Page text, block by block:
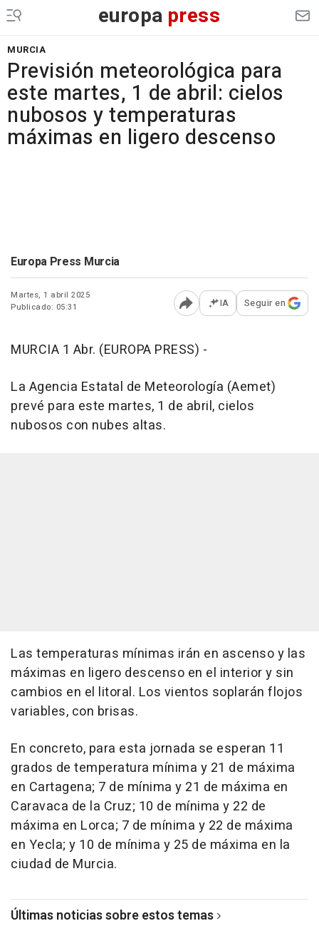
europa press
MURCIA
Previsión meteorológica para
este martes, 1 de abril: cielos
nubosos y temperaturas
máximas en ligero descenso
Europa Press Murcia
Martes, 1 abril 2025
Publicado: 05:31
Abrir opciones para
IA Seguir en
MURCIA 1 Abr. (EUROPA PRESS) -
La Agencia Estatal de Meteorología (Aemet)
prevé para este martes, 1 de abril, cielos
nubosos con nubes altas.
Las temperaturas mínimas irán en ascenso y las
máximas en ligero descenso en el interior y sin
cambios en el litoral. Los vientos soplarán flojos
variables, con brisas.
En concreto, para esta jornada se esperan 11
grados de temperatura mínima y 21 de máxima
en Cartagena; 7 de mínima y 21 de máxima en
Caravaca de la Cruz; 10 de mínima y 22 de
máxima en Lorca; 7 de mínima y 22 de máxima
en Yecla; y 10 de mínima y 25 de máxima en la
ciudad de Murcia.
Últimas noticias sobre estos temas